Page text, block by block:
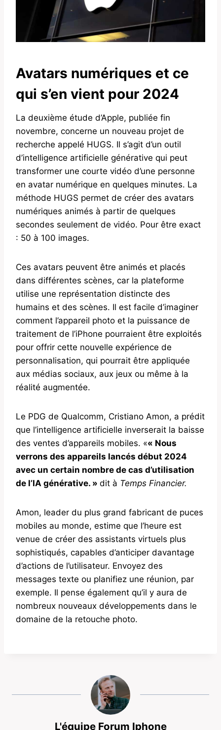
Avatars numériques et ce
qui s’en vient pour 2024
La deuxième étude d’Apple, publiée fin
novembre, concerne un nouveau projet de
recherche appelé HUGS. Il s’agit d’un outil
d’intelligence artificielle générative qui peut
transformer une courte vidéo d’une personne
en avatar numérique en quelques minutes. La
méthode HUGS permet de créer des avatars
numériques animés à partir de quelques
secondes seulement de vidéo. Pour être exact
: 50 à 100 images.
Ces avatars peuvent être animés et placés
dans différentes scènes, car la plateforme
utilise une représentation distincte des
humains et des scènes. Il est facile d’imaginer
comment l’appareil photo et la puissance de
traitement de l’iPhone pourraient être exploités
pour offrir cette nouvelle expérience de
personnalisation, qui pourrait être appliquée
aux médias sociaux, aux jeux ou même à la
réalité augmentée.
Le PDG de Qualcomm, Cristiano Amon, a prédit
que l’intelligence artificielle inverserait la baisse
des ventes d’appareils mobiles. «« Nous
verrons des appareils lancés début 2024
avec un certain nombre de cas d’utilisation
de l’IA générative. » dit à Temps Financier.
Amon, leader du plus grand fabricant de puces
mobiles au monde, estime que l’heure est
venue de créer des assistants virtuels plus
sophistiqués, capables d’anticiper davantage
d’actions de l’utilisateur. Envoyez des
messages texte ou planifiez une réunion, par
exemple. Il pense également qu’il y aura de
nombreux nouveaux développements dans le
domaine de la retouche photo.
L'équipe Forum Iphone